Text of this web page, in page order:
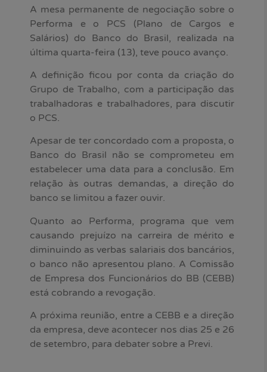
A mesa permanente de negociação sobre o
Performa e o PCS (Plano de Cargos e
Salários) do Banco do Brasil, realizada na
última quarta-feira (13), teve pouco avanço.
A definição ficou por conta da criação do
Grupo de Trabalho, com a participação das
trabalhadoras e trabalhadores, para discutir
o PCS.
Apesar de ter concordado com a proposta, o
Banco do Brasil não se comprometeu em
estabelecer uma data para a conclusão. Em
relação às outras demandas, a direção do
banco se limitou a fazer ouvir.
Quanto ao Performa, programa que vem
causando prejuízo na carreira de mérito e
diminuindo as verbas salariais dos bancários,
o banco não apresentou plano. A Comissão
de Empresa dos Funcionários do BB (CEBB)
está cobrando a revogação.
A próxima reunião, entre a CEBB e a direção
da empresa, deve acontecer nos dias 25 e 26
de setembro, para debater sobre a Previ.